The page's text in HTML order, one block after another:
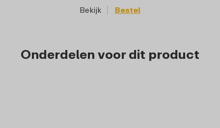
Bekijk Bestel
Onderdelen voor dit product